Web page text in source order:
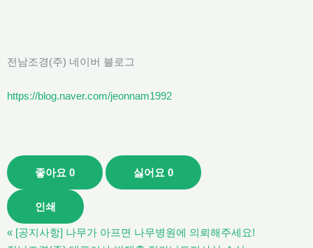
전남조경(주) 네이버 블로그
https://blog.naver.com/jeonnam1992
좋아요 0 싫어요 0
인쇄
« [공지사항] 나무가 아프면 나무병원에 의뢰해주세요!